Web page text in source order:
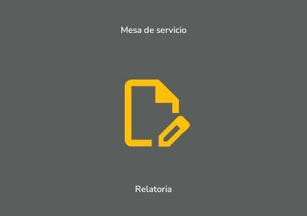
Mesa de servicio
Relatoria